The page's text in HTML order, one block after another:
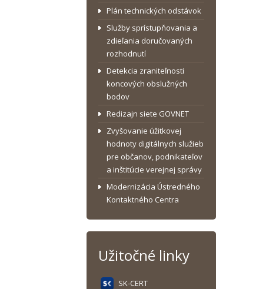
Plán technických odstávok
Služby sprístupňovania a
zdieľania doručovaných
rozhodnutí
Detekcia zraniteľnosti
koncových obslužných
bodov
Redizajn siete GOVNET
Zvyšovanie úžitkovej
hodnoty digitálnych služieb
pre občanov, podnikateľov
a inštitúcie verejnej správy
Modernizácia Ústredného
Kontaktného Centra
Užitočné linky
SK-CERT